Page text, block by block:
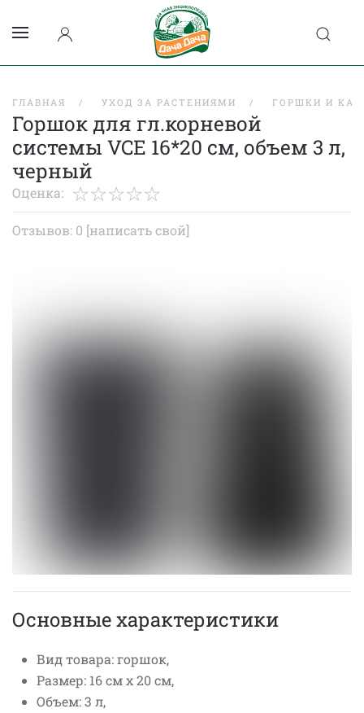
ГЛАВНАЯ УХОД ЗА РАСТЕНИЯМИ ГОРШКИ И
Горшок для гл.корневой
системы VCE 16*20 см, объем 3 л,
черный
Оценка:
Отзывов: 0 [написать свой]
Основные характеристики
Вид товара: горшок,
Размер: 16 см х 20 см,
Объем: 3 л,